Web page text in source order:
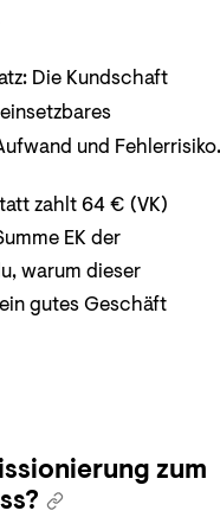
Die Kundschaft
und Fehlerrisiko.
zahlt 64 € (VK)
EK der
warum dieser
gutes Geschäft
zum